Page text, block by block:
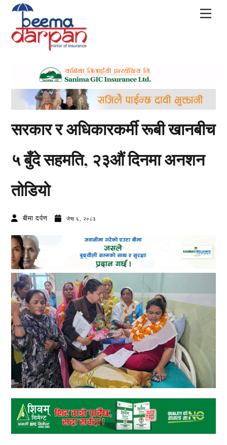
Skip
content
सरकार र अधिकारकर्मी रूबी खानबीच
५ बुँदे सहमति, २३औं दिनमा अनशन
तोडियो
बीमा दर्पण जेष्ठ ६, २०८३